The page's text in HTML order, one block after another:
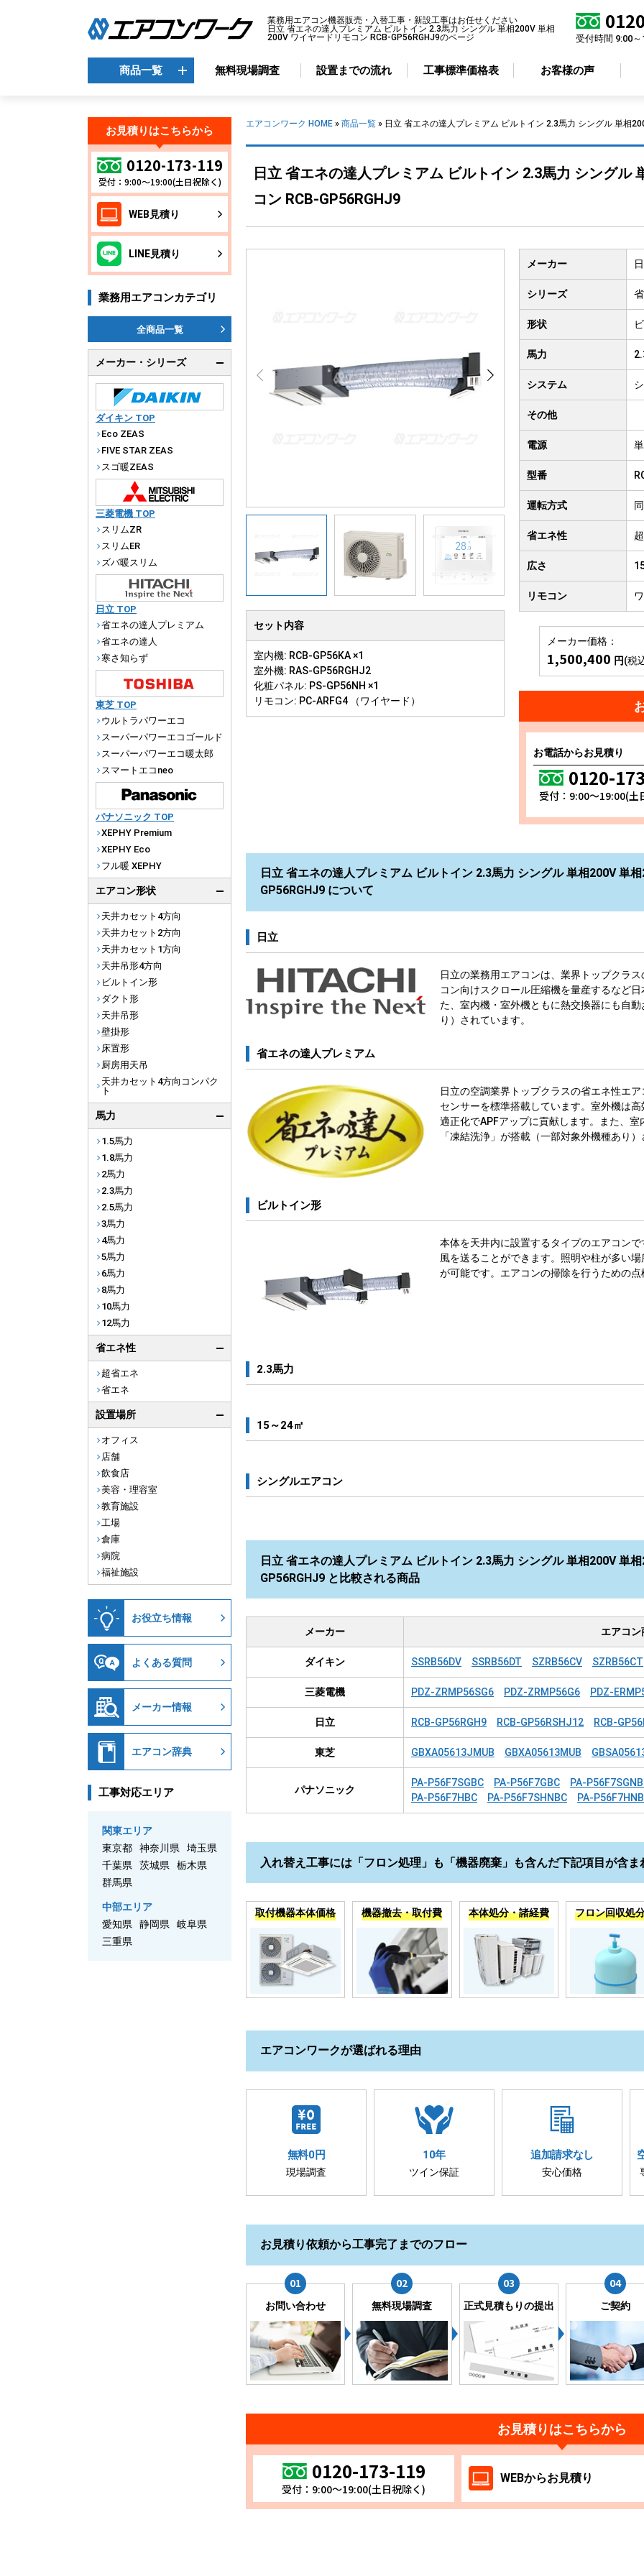
業務用エアコン機器販売・入替工事・新設工事はお任せください
日立 省エネの達人プレミアム ビルトイン 2.3馬力 シングル 単相200V 単相
200V ワイヤードリモコン RCB-GP56RGHJ9のページ
受付時間 9:00
商品一覧
商品一覧
メーカーから選ぶ
ダイキン
三菱電機
日立
東芝
パナソニック
天井カセット 4方向
天井カセット2方向
天井カセット1方向
厨房用
無料現場調査 設置までの流れ 工事標準価格表 お客様の声
エアコンワーク HOME » 商品一覧 » 日立 省エネの達人プレミアム ビルトイン 2.3馬力 シングル 単相
日立 省エネの達人プレミアム ビルトイン 2.3馬力 シングル
コン RCB-GP56RGHJ9
セット内容
室内機: RCB-GP56KA ×1
室外機: RAS-GP56RGHJ2
化粧パネル: PS-GP56NH ×1
リモコン: PC-ARFG4 （ワイヤード）
メーカー
シリーズ
形状
馬力
システム
その他
電源
型番
運転方式
省エネ性
広さ
リモコン
メーカー価格：
1,500,400 円(税
お電話からお見積り
0120-
受付：9:00～19:00(土
日立 省エネの達人プレミアム ビルトイン 2.3馬力 シングル 単相200V 単
GP56RGHJ9 について
日立
日立の業務用エアコンは、業界トップクラ
コン向けスクロール圧縮機を量産するなど
た、室内機・室外機ともに熱交換器にも自
り）されています。
省エネの達人プレミアム
日立の空調業界トップクラスの省エネ性エ
センサーを標準搭載しています。室外機は
適正化でAPFアップに貢献します。また、
「凍結洗浄」が搭載（一部対象外機種あり）
ビルトイン形
本体を天井内に設置するタイプのエアコン
風を送ることができます。照明や柱が多い
が可能です。エアコンの掃除を行うための点
2.3馬力
15～24㎡
シングルエアコン
日立 省エネの達人プレミアム ビルトイン 2.3馬力 シングル 単相200V 単
GP56RGHJ9 と比較される商品
メーカー エアコン
ダイキン SSRB56DV SSRB56DT SZRB56CV SZRB56CT
三菱電機 PDZ-ZRMP56SG6 PDZ-ZRMP56G6 PDZ-
日立 RCB-GP56RGH9 RCB-GP56RSHJ12 RCB-
東芝 GBXA05613JMUB GBXA05613MUB
パナソニック
PA-P56F7SGBC PA-P56F7GBC PA-
PA-P56F7HBC
PA-P56F7SHNBC PA-
入れ替え工事には「フロン処理」も「機器廃棄」も含んだ下記項目が含ま
取付機器本体価格 機器撤去・取付費 本体処分・諸経費 フロン回収処
エアコンワークが選ばれる理由
無料0円
現場調査
10年
ツイン保証
追加請求なし
安心価格
お見積り依頼から工事完了までのフロー
お問い合わせ 無料現場調査 正式見積もりの提出 ご契約
お見積りはこちらから
0120-173-119
受付：9:00～19:00(土日祝除く)
WEBからお見積り
お見積りはこちらから
0120-173-119
受付：9:00～19:00(土日祝除く)
WEB見積り
LINE見積り
業務用エアコンカテゴリ
全商品一覧
メーカー・シリーズ
ダイキン TOP
Eco ZEAS
FIVE STAR ZEAS
スゴ暖ZEAS
三菱電機 TOP
スリムZR
スリムER
ズバ暖スリム
日立 TOP
省エネの達人プレミアム
省エネの達人
寒さ知らず
東芝 TOP
ウルトラパワーエコ
スーパーパワーエコゴールド
スーパーパワーエコ暖太郎
スマートエコneo
パナソニック TOP
XEPHY Premium
XEPHY Eco
フル暖 XEPHY
エアコン形状
天井カセット4方向
天井カセット2方向
天井カセット1方向
天井吊形4方向
ビルトイン形
ダクト形
天井吊形
壁掛形
床置形
厨房用天吊
天井カセット4方向コンパク
ト
馬力
1.5馬力
1.8馬力
2馬力
2.3馬力
2.5馬力
3馬力
4馬力
5馬力
6馬力
8馬力
10馬力
12馬力
省エネ性
超省エネ
省エネ
設置場所
オフィス
店舗
飲食店
美容・理容室
教育施設
工場
倉庫
病院
福祉施設
お役立ち情報
よくある質問
メーカー情報
エアコン辞典
工事対応エリア
関東エリア
東京都
神奈川県
埼玉県
千葉県
茨城県
栃木県
群馬県
中部エリア
愛知県
静岡県
岐阜県
三重県